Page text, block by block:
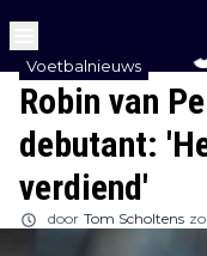
Robin van
debutant:
verdiend'
Voetbalnieuws
door Tom Scholtens